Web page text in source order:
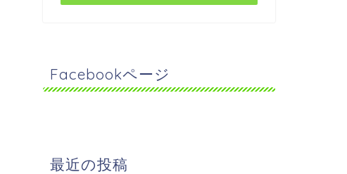
Facebookページ
最近の投稿